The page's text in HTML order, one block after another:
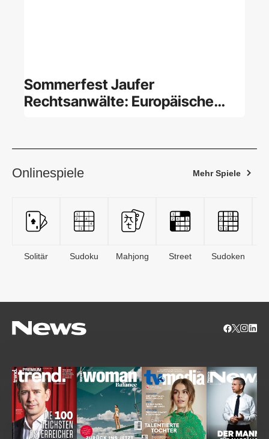
Sommerfest Jaufer
Rechtsanwälte: Europäische
Onlinespiele Mehr Spiele
Solitär Sudoku Mahjong Street Sudoken